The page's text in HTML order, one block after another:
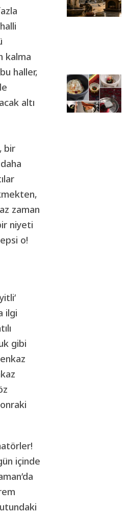
kalma
haller,
altı
bir
zaman
niyeti
o!
ilgi
gibi
içinde